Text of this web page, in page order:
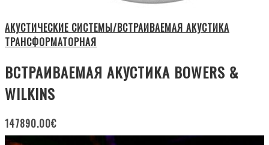
АКУСТИЧЕСКИЕ СИСТЕМЫ/ВСТРАИВАЕМАЯ АКУСТИКА
ТРАНСФОРМАТОРНАЯ
ВСТРАИВАЕМАЯ АКУСТИКА BOWERS &
WILKINS
147890.00€